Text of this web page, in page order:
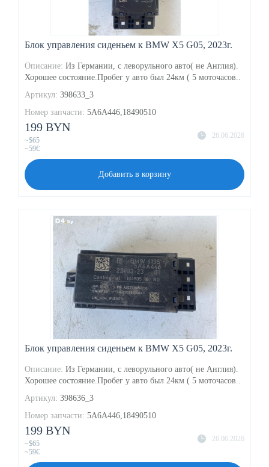
Блок управления сиденьем к BMW X5 G05, 2023г.
Описание: Из Германии, с леворульного авто( не Англия).
Хорошее состояние.Пробег у авто был 24км ( 5 моточасов..
Артикул: 398633_3
Номер запчасти: 5A6A446,18490510
26.06.2026
199 BYN
~$65
~59€
Добавить в корзину
Блок управления сиденьем к BMW X5 G05, 2023г.
Описание: Из Германии, с леворульного авто( не Англия).
Хорошее состояние.Пробег у авто был 24км ( 5 моточасов..
Артикул: 398636_3
Номер запчасти: 5A6A446,18490510
26.06.2026
199 BYN
~$65
~59€